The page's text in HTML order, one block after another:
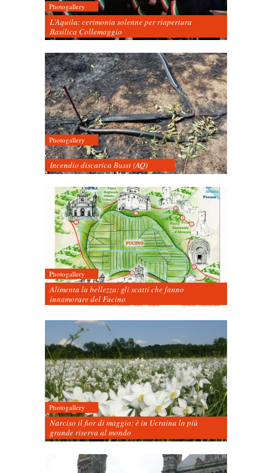
Photogallery
L’Aquila: cerimonia solenne per riapertura
Basilica Collemaggio
Photogallery
Incendio discarica Bussi (AQ)
Photogallery
Alimenta la bellezza: gli scatti che fanno
innamorare del Fucino
Photogallery
Narciso il fior di maggio: è in Ucraina la più
grande riserva al mondo